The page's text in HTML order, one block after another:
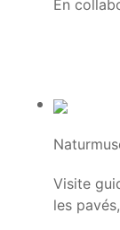
En
Visite
les